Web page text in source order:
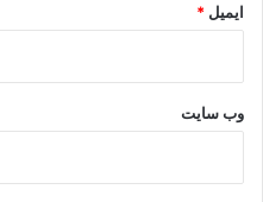
ایمیل *
وب‌ سایت